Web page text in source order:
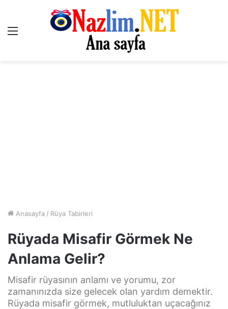
Menü
Anasayfa / Rüya Tabirleri
Rüyada Misafir Görmek Ne
Anlama Gelir?
Misafir rüyasının anlamı ve yorumu, zor
zamanınızda size gelecek olan yardım demektir.
Rüyada misafir görmek, mutluluktan uçacağınız